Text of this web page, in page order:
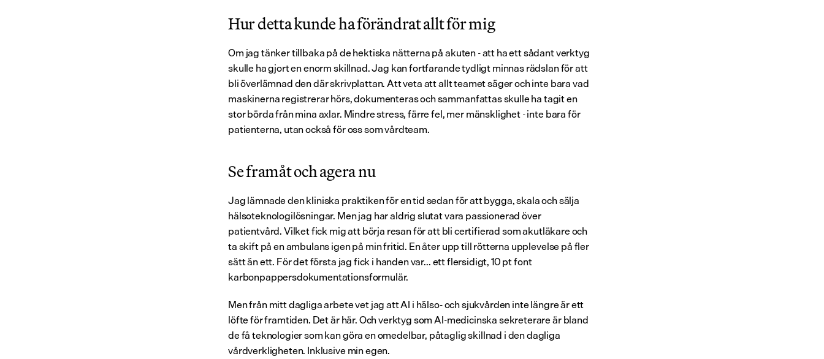
Hur detta kunde ha förändrat allt för mig
Om jag tänker tillbaka på de hektiska nätterna på akuten - att ha ett sådant verktyg
skulle ha gjort en enorm skillnad. Jag kan fortfarande tydligt minnas rädslan för att
bli överlämnad den där skrivplattan. Att veta att allt teamet säger och inte bara vad
maskinerna registrerar hörs, dokumenteras och sammanfattas skulle ha tagit en
stor börda från mina axlar. Mindre stress, färre fel, mer mänsklighet - inte bara för
patienterna, utan också för oss som vårdteam.
Se framåt och agera nu
Jag lämnade den kliniska praktiken för en tid sedan för att bygga, skala och sälja
hälsoteknologilösningar. Men jag har aldrig slutat vara passionerad över
patientvård. Vilket fick mig att börja resan för att bli certifierad som akutläkare och
ta skift på en ambulans igen på min fritid. En åter upp till rötterna upplevelse på fler
sätt än ett. För det första jag fick i handen var... ett flersidigt, 10 pt font
karbonpappersdokumentationsformulär.
Men från mitt dagliga arbete vet jag att AI i hälso- och sjukvården inte längre är ett
löfte för framtiden. Det är här. Och verktyg som AI-medicinska sekreterare är bland
de få teknologier som kan göra en omedelbar, påtaglig skillnad i den dagliga
vårdverkligheten. Inklusive min egen.